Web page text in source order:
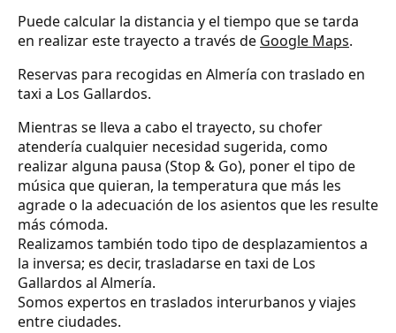
Puede calcular la distancia y el tiempo que se tarda
en realizar este trayecto a través de Google Maps.
Reservas para recogidas en Almería con traslado en
taxi a Los Gallardos.
Mientras se lleva a cabo el trayecto, su chofer
atendería cualquier necesidad sugerida, como
realizar alguna pausa (Stop & Go), poner el tipo de
música que quieran, la temperatura que más les
agrade o la adecuación de los asientos que les resulte
más cómoda.
Realizamos también todo tipo de desplazamientos a
la inversa; es decir, trasladarse en taxi de Los
Gallardos al Almería.
Somos expertos en traslados interurbanos y viajes
entre ciudades.